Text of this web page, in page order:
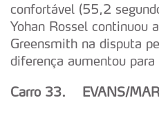
confortável (55,2
Yohan Rossel continuou
Greensmith na disputa
diferença aumentou
Carro 33. EVANS/